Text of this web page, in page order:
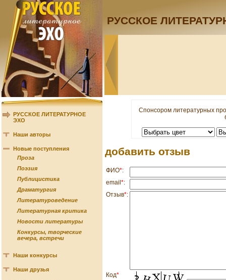
РУССКОЕ
РУССКОЕ ЛИТЕРАТУРНОЕ
ЭХО
Наши авторы
Новые поступления
Проза
Поэзия
Публицистика
Драматургия
Литературоведение
Литературная критика
Новости литературы
Конкурсы, творческие
вечера, встречи
Наши конкурсы
Наши друзья
Спонсором литературных
добавить отзыв
ФИО*:
email*:
Отзыв*:
Код*